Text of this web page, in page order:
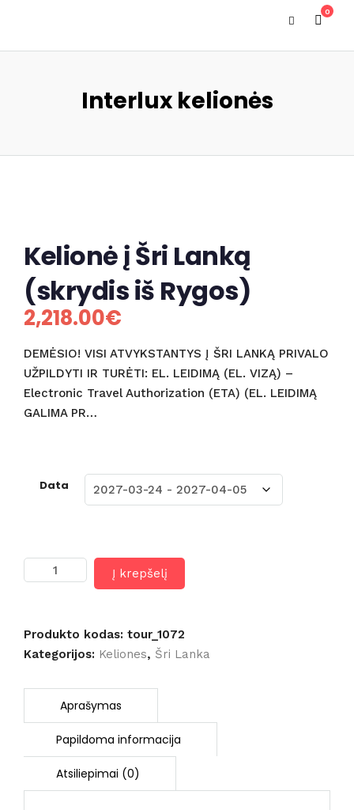
0
Interlux kelionės
Kelionė į Šri Lanką
(skrydis iš Rygos)
2,218.00€
DEMĖSIO! VISI ATVYKSTANTYS Į ŠRI LANKĄ PRIVALO
UŽPILDYTI IR TURĖTI: EL. LEIDIMĄ (EL. VIZĄ) –
Electronic Travel Authorization (ETA) (EL. LEIDIMĄ
GALIMA PR…
Data
produkto
kiekis:
Šri
Lanką
iš
Į krepšelį
Produkto kodas: tour_1072
Kategorijos: Keliones, Šri Lanka